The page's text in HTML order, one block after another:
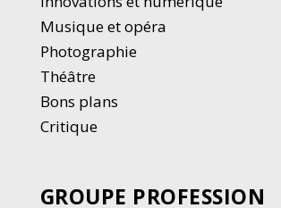
Musique et opéra
Photographie
Théâtre
Bons plans
Critique
GROUPE PROFESSION